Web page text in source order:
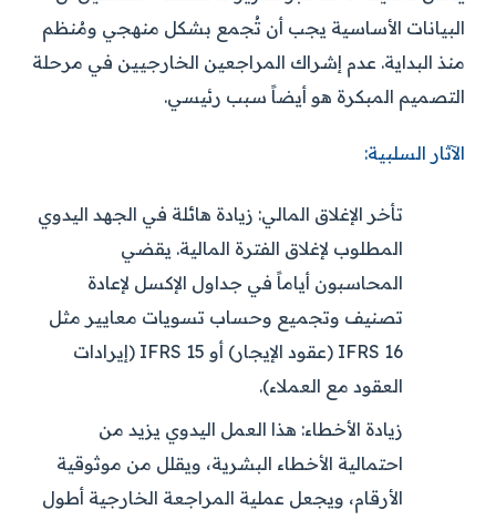
البيانات الأساسية يجب أن تُجمع بشكل منهجي ومُنظم
منذ البداية. عدم إشراك المراجعين الخارجيين في مرحلة
التصميم المبكرة هو أيضاً سبب رئيسي.
الآثار السلبية:
تأخر الإغلاق المالي: زيادة هائلة في الجهد اليدوي
المطلوب لإغلاق الفترة المالية. يقضي
المحاسبون أياماً في جداول الإكسل لإعادة
تصنيف وتجميع وحساب تسويات معايير مثل
IFRS 16 (عقود الإيجار) أو IFRS 15 (إيرادات
العقود مع العملاء).
زيادة الأخطاء: هذا العمل اليدوي يزيد من
احتمالية الأخطاء البشرية، ويقلل من موثوقية
الأرقام، ويجعل عملية المراجعة الخارجية أطول